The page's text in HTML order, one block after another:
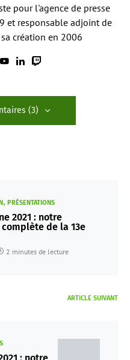
pour l'agence de presse
et responsable adjoint de
création en 2006
(3)
PRÉSENTATIONS
2021 : notre
de la 13e
2 minutes de lecture
ARTICLE SUIVANT